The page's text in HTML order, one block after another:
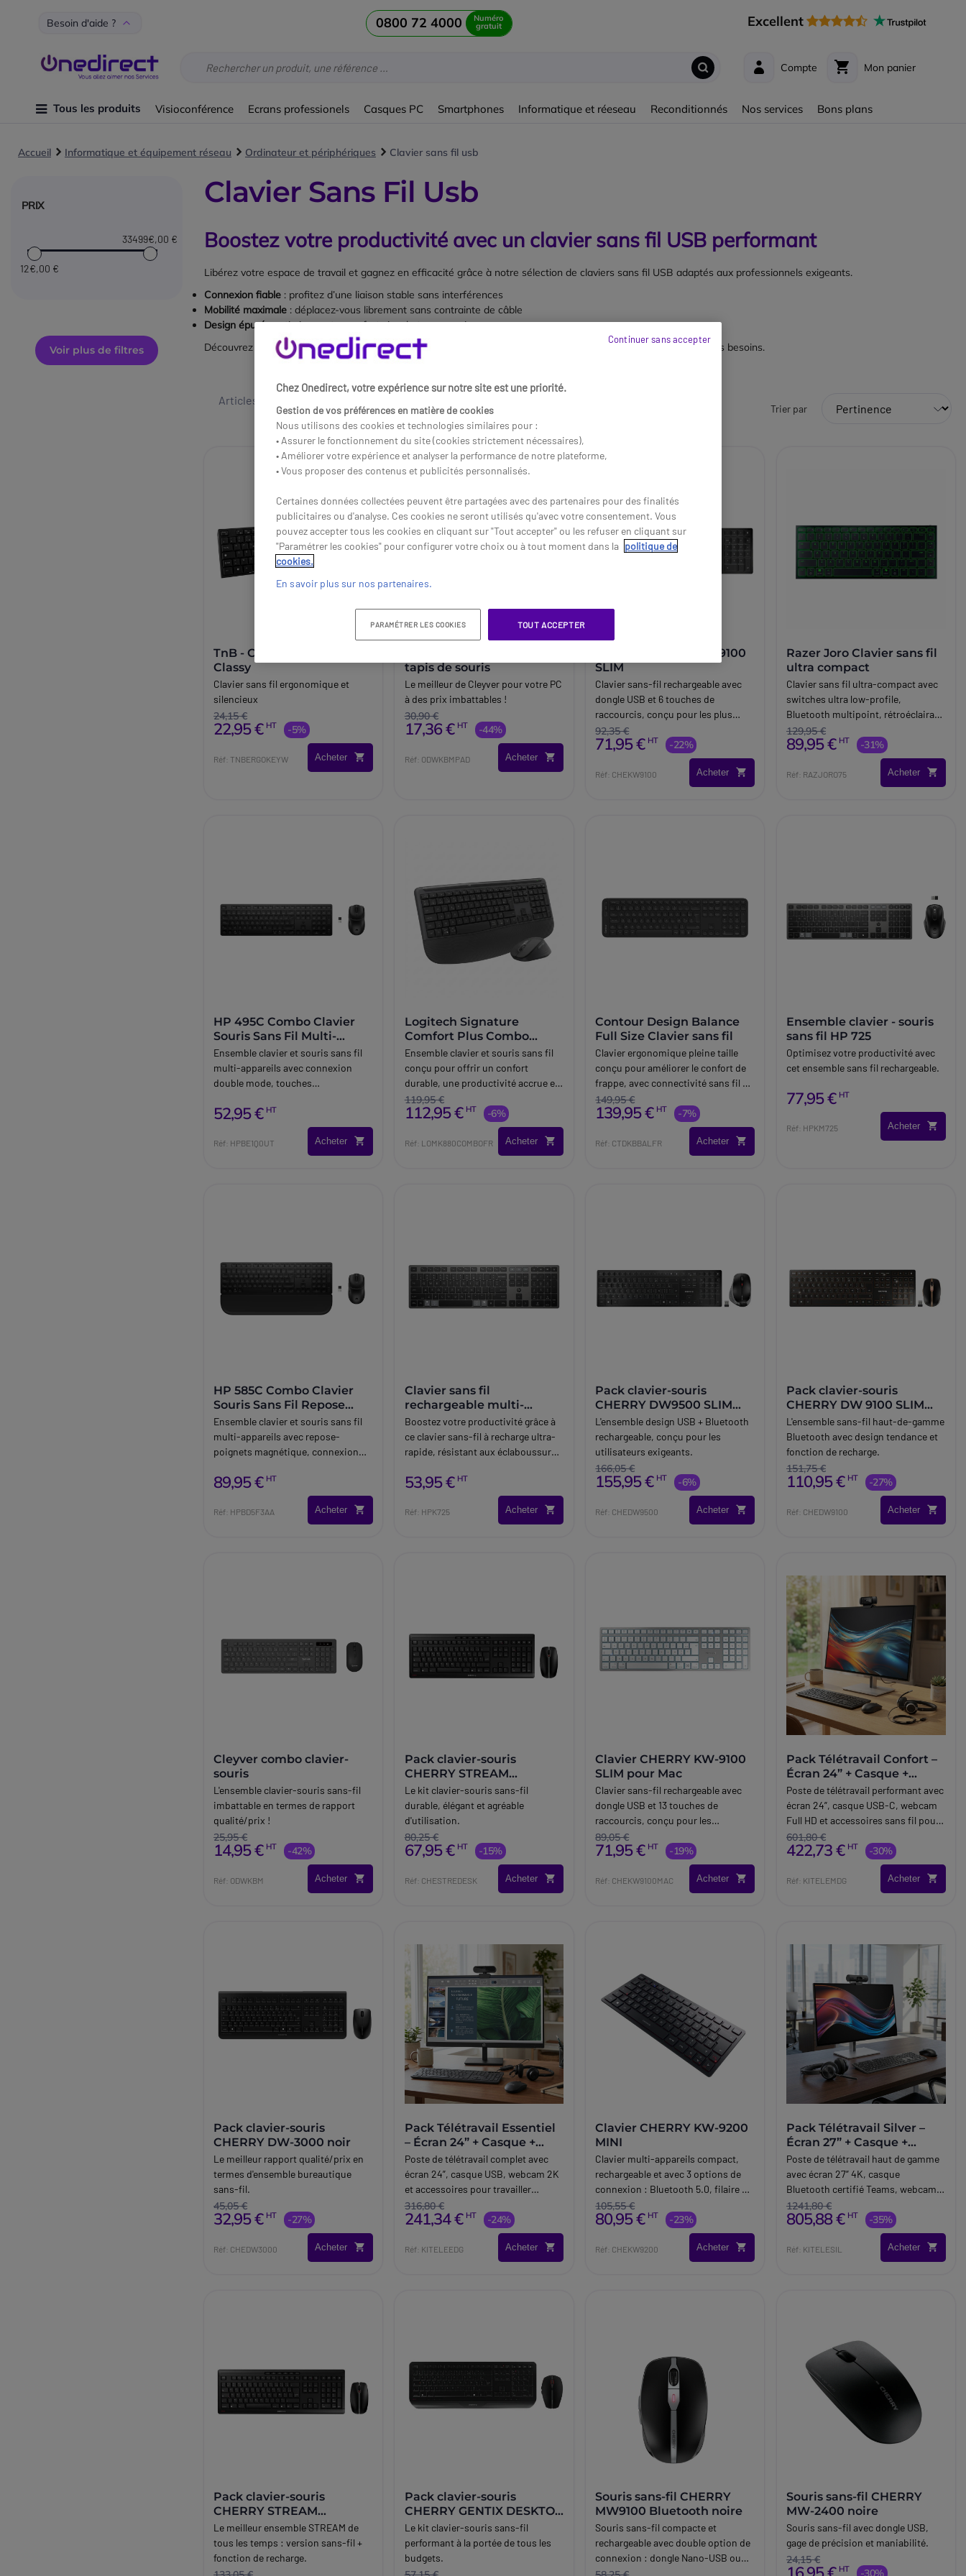
Besoin d'aide ? 0800 72 4000 Numéro
gratuit Excellent
Compte Mon panier
Tous les produits Visioconférence Ecrans professionels Casques PC Smartphones Informatique et réeseau Reconditionnés Nos services Bons plans
Accueil Informatique et équipement réseau Ordinateur et périphériques Clavier sans fil usb
PRIX
12€,00 €
33499€,00 €
Voir plus de filtres
Clavier Sans Fil Usb
Boostez votre productivité avec un clavier sans fil USB performant
Libérez votre espace de travail et gagnez en efficacité grâce à notre sélection de claviers sans fil USB adaptés aux professionnels exigeants.
Connexion fiable: profitez d’une liaison stable sans interférences
Mobilité maximale: déplacez-vous librement sans contrainte de câble
Design épuré: optimisez votre confort visuel et ergonomique
Découvrez dès maintenant nos modèles de claviers sans fil USB pour trouver celui qui répond parfaitement à vos besoins.
Articles 1 - 24 sur
Trier par
TnB - Clavier sans fil
Classy
Clavier sans fil ergonomique et
silencieux
24,15 €
22,95 € HT -5%
Réf: TNBERGOKEYW Acheter
tapis de souris
Le meilleur de Cleyver pour votre PC
à des prix imbattables !
30,90 €
17,36 € HT -44%
Réf: ODWKBMPAD Acheter
Clavier CHERRY KW-9100
SLIM
Clavier sans-fil rechargeable avec
dongle USB et 6 touches de
raccourcis, conçu pour les plus
exigeants.
92,35 €
71,95 € HT -22%
Réf: CHEKW9100 Acheter
Razer Joro Clavier sans fil
ultra compact
Clavier sans fil ultra-compact avec
switches ultra low-profile,
Bluetooth multipoint, rétroéclairage
Razer Chroma RGB et autonomie
pouvant atteindre 1 800 heures en
mode économie d'énergie.
129,95 €
89,95 € HT -31%
Réf: RAZJORO75 Acheter
HP 495C Combo Clavier
Souris Sans Fil Multi-
Device
Ensemble clavier et souris sans fil
multi-appareils avec connexion
double mode, touches
renforcée pour un usage
professionnel quotidien.
52,95 € HT
Réf: HPBE1Q0UT Acheter
Logitech Signature
Comfort Plus Combo
MK880 Clavier - Souris
sans fil
Ensemble clavier et souris sans fil
conçu pour offrir un confort
durable, une productivité accrue et
une connectivité multi-appareils
dans les environnements
119,95 €
112,95 € HT -6%
Réf: LOMK880COMBOFR Acheter
Contour Design Balance
Full Size Clavier sans fil
Clavier ergonomique pleine taille
conçu pour améliorer le confort de
frappe, avec connectivité sans fil et
touches à mécanisme ciseaux
précises pour un usage
professionnel quotidien.
149,95 €
139,95 € HT -7%
Réf: CTDKBBALFR Acheter
Ensemble clavier - souris
sans fil HP 725
Optimisez votre productivité avec
cet ensemble sans fil rechargeable.
77,95 € HT
Réf: HPKM725 Acheter
HP 585C Combo Clavier
Souris Sans Fil Repose
Poignets
Ensemble clavier et souris sans fil
multi-appareils avec repose-
poignets magnétique, connexion
programmables pour un confort
89,95 € HT
Réf: HPBD5F3AA Acheter
Clavier sans fil
rechargeable multi-
appareil HP 725
Boostez votre productivité grâce à
ce clavier sans-fil à recharge ultra-
rapide, résistant aux éclaboussures
besoins.
53,95 € HT
Réf: HPK725 Acheter
Pack clavier-souris
CHERRY DW9500 SLIM
USB + Bluetooth
L'ensemble design USB + Bluetooth
rechargeable, conçu pour les
utilisateurs exigeants.
166,05 €
155,95 € HT -6%
Réf: CHEDW9500 Acheter
Pack clavier-souris
CHERRY DW 9100 SLIM
noir
L'ensemble sans-fil haut-de-gamme
Bluetooth avec design tendance et
fonction de recharge.
151,75 €
110,95 € HT -27%
Réf: CHEDW9100 Acheter
Cleyver combo clavier-
souris
L'ensemble clavier-souris sans-fil
imbattable en termes de rapport
qualité/prix !
25,95 €
14,95 € HT -42%
Réf: ODWKBM Acheter
Pack clavier-souris
CHERRY STREAM
DESKTOP noir
Le kit clavier-souris sans-fil
durable, élégant et agréable
d'utilisation.
80,25 €
67,95 € HT -15%
Réf: CHESTREDESK Acheter
Clavier CHERRY KW-9100
SLIM pour Mac
Clavier sans-fil rechargeable avec
dongle USB et 13 touches de
raccourcis, conçu pour les
utilisateurs de Mac.
89,05 €
71,95 € HT -19%
Réf: CHEKW9100MAC Acheter
Pack Télétravail Confort –
Écran 24” + Casque +
Webcam + Clavier/Souris
Poste de télétravail performant avec
écran 24”, casque USB-C, webcam
Full HD et accessoires sans fil pour
un confort optimal au quotidien.
601,80 €
422,73 € HT -30%
Réf: KITELEMDG Acheter
Pack clavier-souris
CHERRY DW-3000 noir
Le meilleur rapport qualité/prix en
termes d'ensemble bureautique
sans-fil.
45,05 €
32,95 € HT -27%
Réf: CHEDW3000 Acheter
Pack Télétravail Essentiel
– Écran 24” + Casque +
Webcam + Clavier/Souris
Poste de télétravail complet avec
écran 24”, casque USB, webcam 2K
et accessoires pour travailler
efficacement à distance.
316,80 €
241,34 € HT -24%
Réf: KITELEEDG Acheter
Clavier CHERRY KW-9200
MINI
Clavier multi-appareils compact,
rechargeable et avec 3 options de
connexion : Bluetooth 5.0, filaire ou
dongle.
105,55 €
80,95 € HT -23%
Réf: CHEKW9200 Acheter
Pack Télétravail Silver –
Écran 27” + Casque +
Webcam + Clavier/Souris
Poste de télétravail haut de gamme
avec écran 27” 4K, casque
Bluetooth certifié Teams, webcam
Full HD avancée et accessoires sans
fil pour une expérience optimale.
1241,80 €
805,88 € HT -35%
Réf: KITELESIL Acheter
Pack clavier-souris
CHERRY STREAM
DESKTOP recharge noir
Le meilleur ensemble STREAM de
tous les temps : version sans-fil +
fonction de recharge.
Pack clavier-souris
CHERRY GENTIX DESKTOP
noir
Le kit clavier-souris sans-fil
performant à la portée de tous les
budgets.
Souris sans-fil CHERRY
MW9100 Bluetooth noire
Souris sans-fil compacte et
rechargeable avec double option de
connexion : dongle Nano-USB ou
Bluetooth.
Souris sans-fil CHERRY
MW-2400 noire
Souris sans-fil avec dongle USB,
gage de précision et maniabilité.
24,15 €
HT -30%
Chez Onedirect, votre expérience sur notre site est une priorité.
Gestion de vos préférences en matière de cookies
Nous utilisons des cookies et technologies similaires pour :
• Assurer le fonctionnement du site (cookies strictement nécessaires),
• Améliorer votre expérience et analyser la performance de notre plateforme,
• Vous proposer des contenus et publicités personnalisés.
Certaines données collectées peuvent être partagées avec des partenaires pour des finalités
publicitaires ou d'analyse. Ces cookies ne seront utilisés qu'avec votre consentement. Vous
pouvez accepter tous les cookies en cliquant sur "Tout accepter" ou les refuser en cliquant sur
"Paramétrer les cookies" pour configurer votre choix ou à tout moment dans la politique de
cookies.
En savoir plus sur nos partenaires.
PARAMÉTRER LES COOKIES TOUT ACCEPTER
Continuer sans accepter